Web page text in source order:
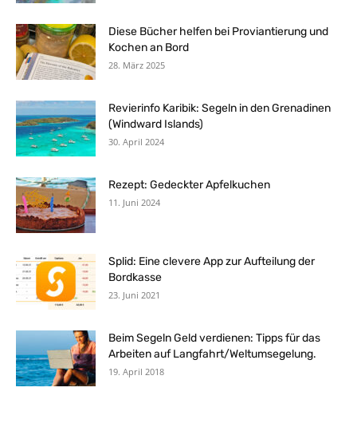
Diese Bücher helfen bei Proviantierung und
Kochen an Bord
28. März 2025
Revierinfo Karibik: Segeln in den Grenadinen
(Windward Islands)
30. April 2024
Rezept: Gedeckter Apfelkuchen
11. Juni 2024
Splid: Eine clevere App zur Aufteilung der
Bordkasse
23. Juni 2021
Beim Segeln Geld verdienen: Tipps für das
Arbeiten auf Langfahrt/Weltumsegelung.
19. April 2018